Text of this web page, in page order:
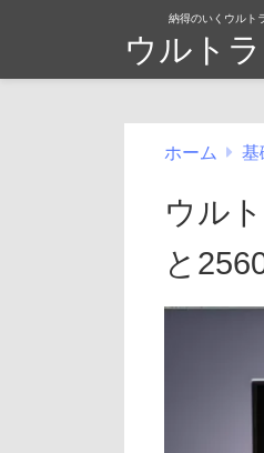
納得のいくウルト
ウルト
ホーム 基
ウル
と